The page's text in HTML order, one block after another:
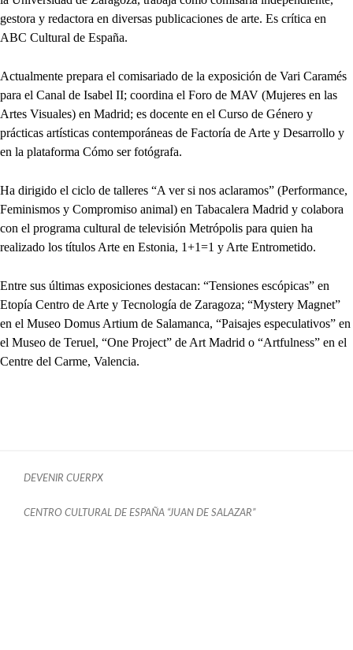
gestora y redactora en diversas publicaciones de arte. Es crítica en
ABC Cultural de España.
Actualmente prepara el comisariado de la exposición de Vari Caramés
para el Canal de Isabel II; coordina el Foro de MAV (Mujeres en las
Artes Visuales) en Madrid; es docente en el Curso de Género y
prácticas artísticas contemporáneas de Factoría de Arte y Desarrollo y
en la plataforma Cómo ser fotógrafa.
Ha dirigido el ciclo de talleres “A ver si nos aclaramos” (Performance,
Feminismos y Compromiso animal) en Tabacalera Madrid y colabora
con el programa cultural de televisión Metrópolis para quien ha
realizado los títulos Arte en Estonia, 1+1=1 y Arte Entrometido.
Entre sus últimas exposiciones destacan: “Tensiones escópicas” en
Etopía Centro de Arte y Tecnología de Zaragoza; “Mystery Magnet”
en el Museo Domus Artium de Salamanca, “Paisajes especulativos” en
el Museo de Teruel, “One Project” de Art Madrid o “Artfulness” en el
Centre del Carme, Valencia.
DEVENIR CUERPX
CENTRO CULTURAL DE ESPAÑA “JUAN DE SALAZAR”